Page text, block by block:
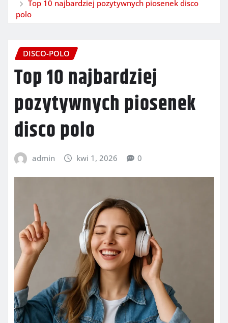
Top 10 najbardziej pozytywnych piosenek disco
polo
DISCO-POLO
Top 10 najbardziej
pozytywnych piosenek
disco polo
admin kwi 1, 2026 0